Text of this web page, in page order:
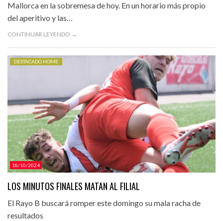
Mallorca en la sobremesa de hoy. En un horario más propio
del aperitivo y las…
CONTINUAR LEYENDO →
18/10/2024
DESTACADO HOME
LOS MINUTOS FINALES MATAN AL FILIAL
El Rayo B buscará romper este domingo su mala racha de
resultados